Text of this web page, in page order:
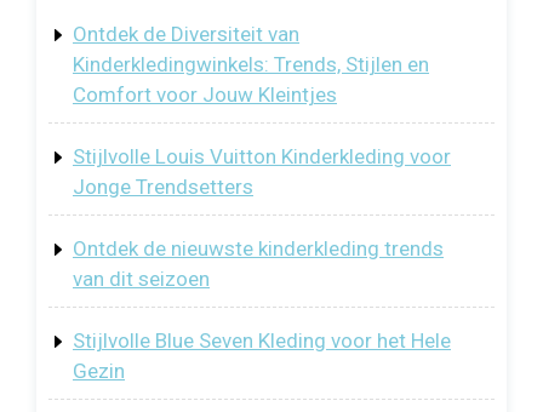
Ontdek de Diversiteit van
Kinderkledingwinkels: Trends, Stijlen en
Comfort voor Jouw Kleintjes
Stijlvolle Louis Vuitton Kinderkleding voor
Jonge Trendsetters
Ontdek de nieuwste kinderkleding trends
van dit seizoen
Stijlvolle Blue Seven Kleding voor het Hele
Gezin